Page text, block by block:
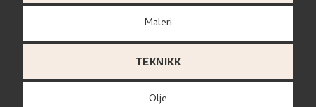
Maleri
TEKNIKK
Olje